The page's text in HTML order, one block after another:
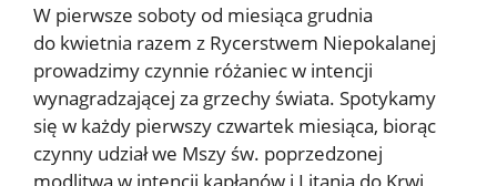
W pierwsze soboty od miesiąca grudnia
do kwietnia razem z Rycerstwem Niepokalanej
prowadzimy czynnie różaniec w intencji
wynagradzającej za grzechy świata. Spotykamy
się w każdy pierwszy czwartek miesiąca, biorąc
czynny udział we Mszy św. poprzedzonej
modlitwą w intencji kapłanów i Litanią do Krwi